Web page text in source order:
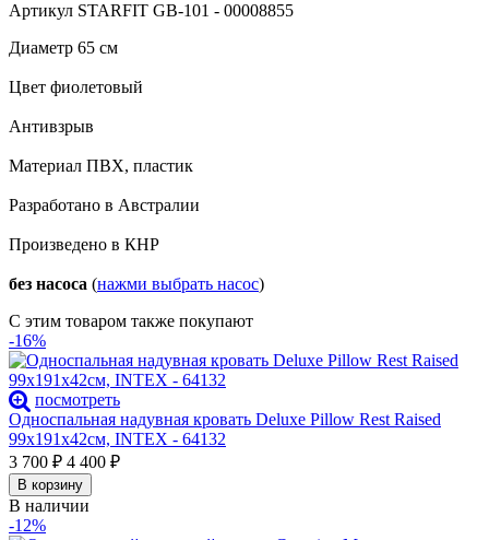
Артикул STARFIT GB-101 - 00008855
Диаметр 65 см
Цвет фиолетовый
Антивзрыв
Материал ПВХ, пластик
Разработано в Австралии
Произведено в КНР
без насоса (нажми выбрать насос)
С этим товаром также покупают
-16%
посмотреть
Односпальная надувная кровать Deluxe Pillow Rest Raised
99х191х42см, INTEX - 64132
3 700 ₽ 4 400 ₽
В корзину
В наличии
-12%